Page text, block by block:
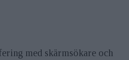
med skärmsökare och